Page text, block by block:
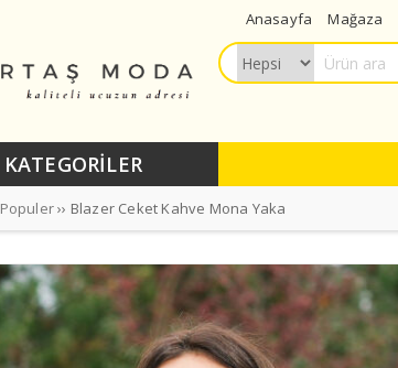
Anasayfa Mağaza
KATEGORİLER
Populer›› Blazer Ceket Kahve Mona Yaka